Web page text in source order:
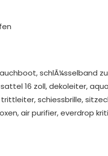
schlÃ¼sselband
16 zoll, dekoleiter,
schiessbrille,
air purifier, everdrop